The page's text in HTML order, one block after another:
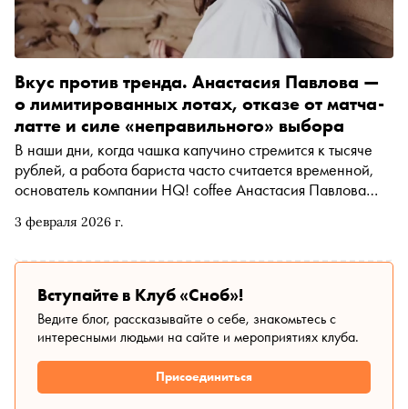
3 февраля 2026 г.
Вкус против тренда. Анастасия Павлова —
о лимитированных лотах, отказе от матча-
латте и силе «неправильного» выбора
В наши дни, когда чашка капучино стремится к тысяче
рублей, а работа бариста часто считается временной,
основатель компании HQ! coffee Анастасия Павлова
верит в профессию и отказывается от сиропов и матча-
бренда Павлова рассказала «Снобу», как гнуть свою
линию, когда все вокруг играют в тренды
Вступайте в Клуб «Сноб»!
Ведите блог, рассказывайте о себе, знакомьтесь с
интересными людьми на сайте и мероприятиях клуба.
Присоединиться